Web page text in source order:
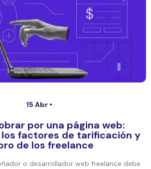
15 Abr •
por una página web:
factores de tarificación y
de los freelance
o desarrollador web freelance debe